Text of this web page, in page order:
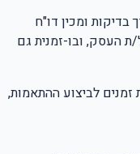
ומכין דו"ח
ת העסק, ובו-זמנית גם
זמנים לביצוע ההתאמות,